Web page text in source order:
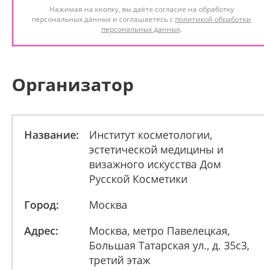
Нажимая на кнопку, вы даёте согласие на обработку
персональных данных и соглашаетесь с политикой обработки
персональных данных.
Организатор
Название:
Институт косметологии,
эстетической медицины и
визажного искусства Дом
Русской Косметики
Город:
Москва
Адрес:
Москва, метро Павелецкая,
Большая Татарская ул., д. 35с3,
третий этаж